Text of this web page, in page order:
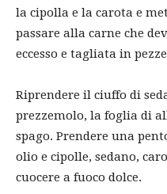
la cipolla e la carota e
passare alla carne che
eccesso e tagliata in
Riprendere il ciuffo di
prezzemolo, la foglia di
spago. Prendere una
olio e cipolle, sedano,
cuocere a fuoco dolce.